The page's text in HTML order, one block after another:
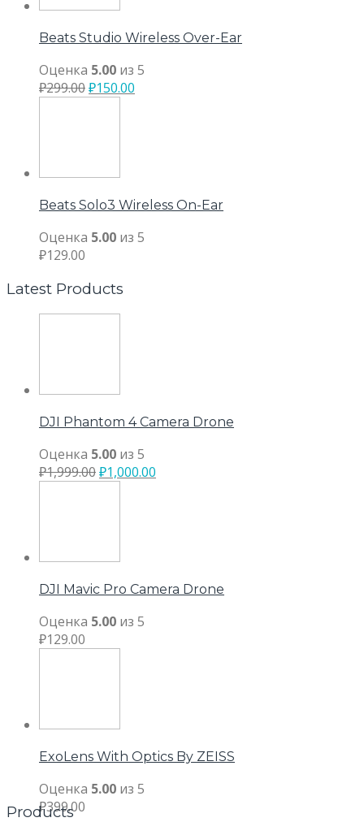
Beats Studio Wireless Over-Ear
Оценка 5.00 из 5
₽299.00₽150.00
Beats Solo3 Wireless On-Ear
Оценка 5.00 из 5
₽129.00
Latest Products
DJI Phantom 4 Camera Drone
Оценка 5.00 из 5
₽1,999.00₽1,000.00
DJI Mavic Pro Camera Drone
Оценка 5.00 из 5
₽129.00
ExoLens With Optics By ZEISS
Оценка 5.00 из 5
₽399.00
Products